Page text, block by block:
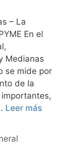
– La
En el
Medianas
se mide por
de la
Leer más